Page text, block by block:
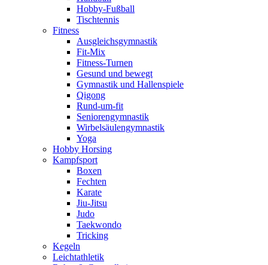
Hobby-Fußball
Tischtennis
Fitness
Ausgleichsgymnastik
Fit-Mix
Fitness-Turnen
Gesund und bewegt
Gymnastik und Hallenspiele
Qigong
Rund-um-fit
Seniorengymnastik
Wirbelsäulengymnastik
Yoga
Hobby Horsing
Kampfsport
Boxen
Fechten
Karate
Jiu-Jitsu
Judo
Taekwondo
Tricking
Kegeln
Leichtathletik